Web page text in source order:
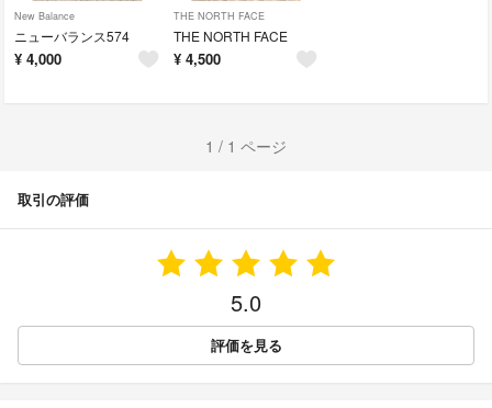
New Balance
ニューバランス574
¥ 4,000
THE NORTH FACE
THE NORTH FACE
¥ 4,500
1 / 1 ページ
取引の評価
5.0
評価を見る